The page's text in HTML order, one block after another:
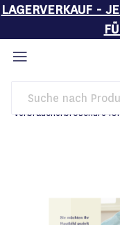
LAGERVERKAUF -
Startseite
Verbraucherbroschüre